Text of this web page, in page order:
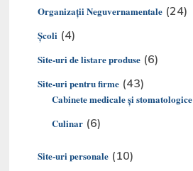
Organizaţii Neguvernamentale (24)
Şcoli (4)
Site-uri de listare produse (6)
Site-uri pentru firme (43)
Cabinete medicale și stomatologice
Culinar (6)
Site-uri personale (10)